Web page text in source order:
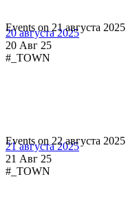
20 августа 2025
20 Авг 25
#_TOWN
Events on 21 августа 2025
21 августа 2025
21 Авг 25
#_TOWN
Events on 22 августа 2025